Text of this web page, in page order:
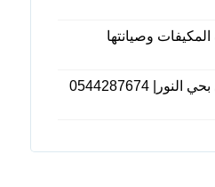
وصيانتها
شركة تسليك مجاري بحي النور| 0544287674